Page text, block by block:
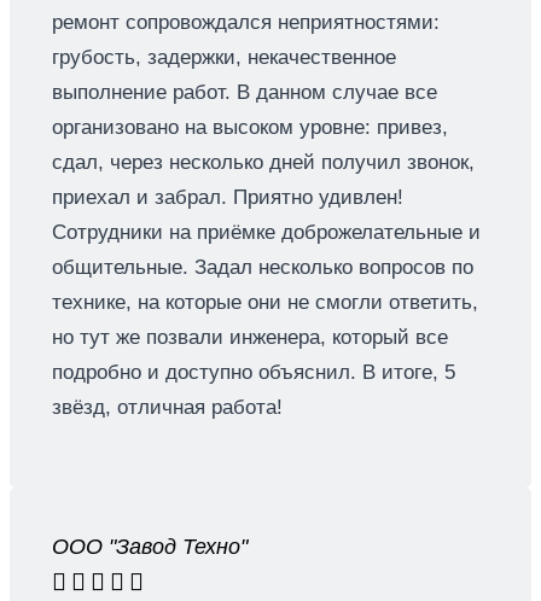
ремонт сопровождался неприятностями:
грубость, задержки, некачественное
выполнение работ. В данном случае все
организовано на высоком уровне: привез,
сдал, через несколько дней получил звонок,
приехал и забрал. Приятно удивлен!
Сотрудники на приёмке доброжелательные и
общительные. Задал несколько вопросов по
технике, на которые они не смогли ответить,
но тут же позвали инженера, который все
подробно и доступно объяснил. В итоге, 5
звёзд, отличная работа!
ООО "Завод Техно"
    